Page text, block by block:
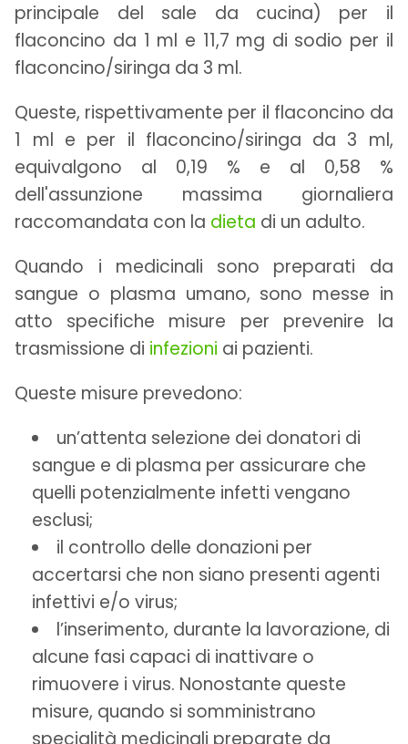
principale del sale da cucina) per il
flaconcino da 1 ml e 11,7 mg di sodio per il
flaconcino/siringa da 3 ml.
Queste, rispettivamente per il flaconcino da
1 ml e per il flaconcino/siringa da 3 ml,
equivalgono al 0,19 % e al 0,58 %
dell'assunzione massima giornaliera
raccomandata con la dieta di un adulto.
Quando i medicinali sono preparati da
sangue o plasma umano, sono messe in
atto specifiche misure per prevenire la
trasmissione di infezioni ai pazienti.
Queste misure prevedono:
un’attenta selezione dei donatori di
sangue e di plasma per assicurare che
quelli potenzialmente infetti vengano
esclusi;
il controllo delle donazioni per
accertarsi che non siano presenti agenti
infettivi e/o virus;
l’inserimento, durante la lavorazione, di
alcune fasi capaci di inattivare o
rimuovere i virus. Nonostante queste
misure, quando si somministrano
specialità medicinali preparate da